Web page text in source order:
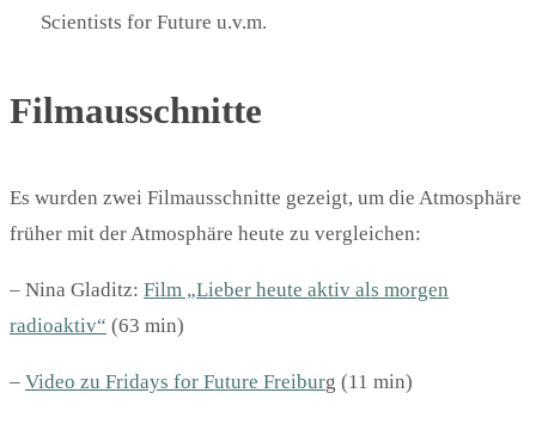
Scientists for Future u.v.m.
Filmausschnitte
Es wurden zwei Filmausschnitte gezeigt, um die Atmosphäre
früher mit der Atmosphäre heute zu vergleichen:
– Nina Gladitz: Film „Lieber heute aktiv als morgen
radioaktiv“ (63 min)
– Video zu Fridays for Future Freiburg (11 min)